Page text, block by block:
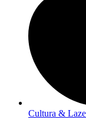
Cultura &